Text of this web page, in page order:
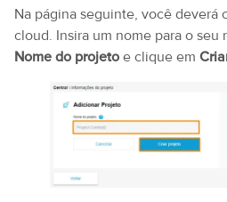
Na página seguinte, você deverá
cloud. Insira um nome para o
Nome do projeto e clique em